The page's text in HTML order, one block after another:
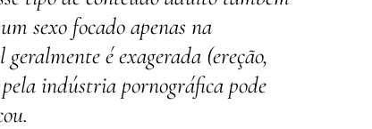
sexo focado apenas na
é exagerada (ereção,
indústria pornográfica pode